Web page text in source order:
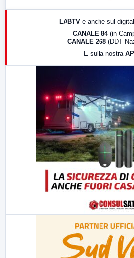
LABTV e anche sul
CANALE 84 (in
CANALE 268 (DDT
E sulla nostra